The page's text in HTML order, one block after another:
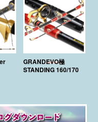
GRANDEVO極
STANDING 160/170